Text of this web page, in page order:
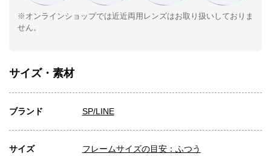
※オンラインショップでは近近両用レンズはお取り扱いしておりま
せん。
サイズ・素材
ブランド SP/LINE
サイズ フレームサイズの目安：ふつう